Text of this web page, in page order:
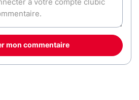
mon commentaire